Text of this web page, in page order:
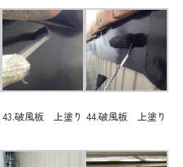
43.破風板 上塗り 44.破風板 上塗り